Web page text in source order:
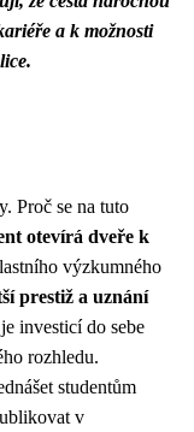
a k možnosti
Proč se na tuto
otevírá dveře k
výzkumného
prestiž a uznání
investicí do sebe
rozhledu.
studentům
v